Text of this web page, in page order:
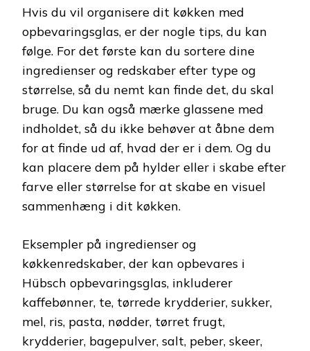
Hvis du vil organisere dit køkken med
opbevaringsglas, er der nogle tips, du kan
følge. For det første kan du sortere dine
ingredienser og redskaber efter type og
størrelse, så du nemt kan finde det, du skal
bruge. Du kan også mærke glassene med
indholdet, så du ikke behøver at åbne dem
for at finde ud af, hvad der er i dem. Og du
kan placere dem på hylder eller i skabe efter
farve eller størrelse for at skabe en visuel
sammenhæng i dit køkken.
Eksempler på ingredienser og
køkkenredskaber, der kan opbevares i
Hübsch opbevaringsglas, inkluderer
kaffebønner, te, tørrede krydderier, sukker,
mel, ris, pasta, nødder, tørret frugt,
krydderier, bagepulver, salt, peber, skeer,